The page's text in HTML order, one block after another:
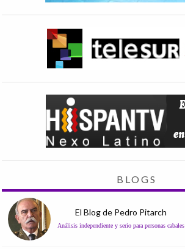
BLOGS
El Blog de Pedro Pitarch
Análisis independiente y serio para personas cabales